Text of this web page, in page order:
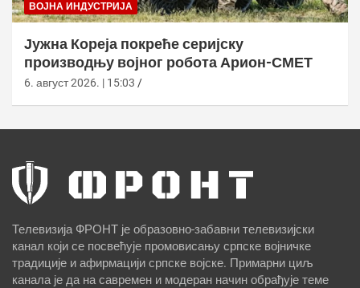
ВОЈНА ИНДУСТРИЈА
Јужна Кореја покреће серијску
производњу војног робота Арион-СМЕТ
6. август 2026. | 15:03
Телевизија ФРОНТ је образовно-забавни телевизијски
канал који се посвећује промовисању српске војничке
традиције и афирмацији српске војске. Примарни циљ
канала је да на савремен и модеран начин обрађује теме